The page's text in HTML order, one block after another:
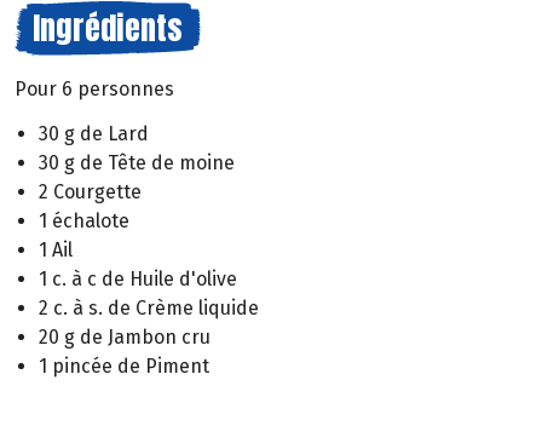
Ingrédients
Pour 6 personnes
30 g de Lard
30 g de Tête de moine
2 Courgette
1 échalote
1 Ail
1 c. à c de Huile d'olive
2 c. à s. de Crème liquide
20 g de Jambon cru
1 pincée de Piment